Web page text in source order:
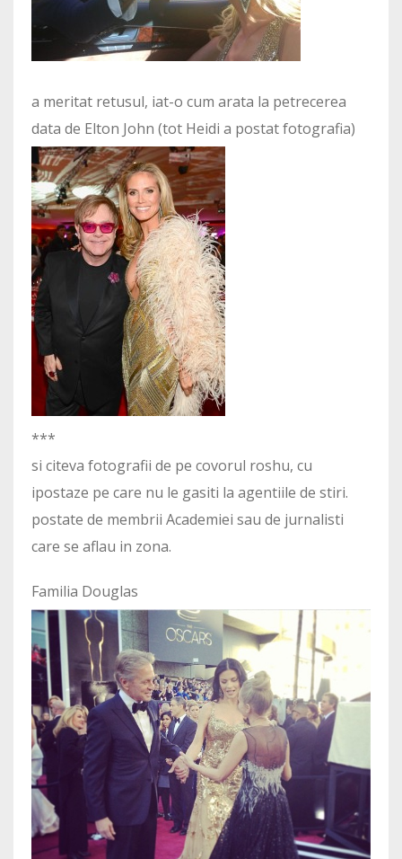
a meritat retusul, iat-o cum arata la petrecerea
data de Elton John (tot Heidi a postat fotografia)
***
si citeva fotografii de pe covorul roshu, cu
ipostaze pe care nu le gasiti la agentiile de stiri.
postate de membrii Academiei sau de jurnalisti
care se aflau in zona.
Familia Douglas